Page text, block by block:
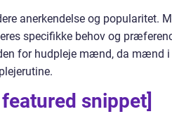
anerkendelse og popularitet.
specifikke behov og
for hudpleje mænd, da mænd i
snippet]